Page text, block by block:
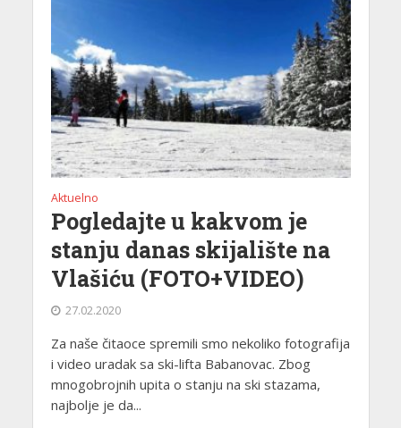
Aktuelno
Pogledajte u kakvom je
stanju danas skijalište na
Vlašiću (FOTO+VIDEO)
27.02.2020
Za naše čitaoce spremili smo nekoliko fotografija
i video uradak sa ski-lifta Babanovac. Zbog
mnogobrojnih upita o stanju na ski stazama,
najbolje je da...